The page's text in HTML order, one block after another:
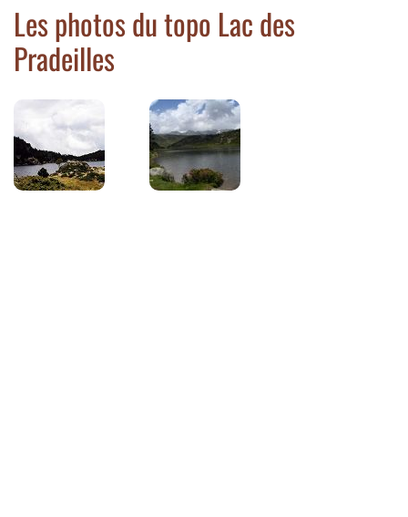
Les photos du topo Lac des
Pradeilles